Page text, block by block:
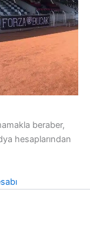
beraber,
hesaplarından